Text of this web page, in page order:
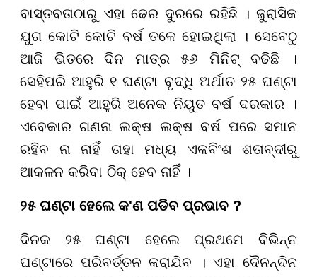
ବାସ୍ତବତାଠାରୁ ଏହା ଢେର ଦୁରରେ ରହିଛି । ଜୁରାସିକ
ଯୁଗ କୋଟି କୋଟି ବର୍ଷ ତଳେ ହୋଇଥିଲା । ସେବେଠୁ
ଆଜି ଭିତରେ ଦିନ ମାତ୍ର ୫୬ ମିନିଟ୍ ବଢିଛି ।
ସେହିପରି ଆହୁରି ୧ ଘଣ୍ଟା ବୃଦ୍ଧି ଅର୍ଥାତ ୨୫ ଘଣ୍ଟା
ହେବା ପାଇଁ ଆହୁରି ଅନେକ ନିୟୁତ ବର୍ଷ ଦରକାର ।
ଏବେକାର ଗଣନା ଲକ୍ଷ ଲକ୍ଷ ବର୍ଷ ପରେ ସମାନ
ରହିବ ନା ନାହିଁ ତାହା ମଧ୍ୟ ଏକବିଂଶ ଶତାବ୍ଦୀରୁ
ଆକଳନ କରିବା ଠିକ୍ ହେବ ନାହିଁ ।
୨୫ ଘଣ୍ଟା ହେଲେ କ'ଣ ପଡିବ ପ୍ରଭାବ ?
ଦିନକ ୨୫ ଘଣ୍ଟା ହେଲେ ପ୍ରଥମେ ବିଭିନ୍ନ
ଘଣ୍ଟାରେ ପରିବର୍ତ୍ତନ କରାଯିବ । ଏହା ଦୈନନ୍ଦିନ